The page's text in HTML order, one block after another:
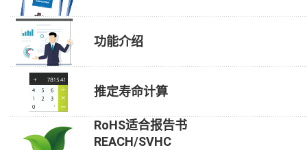
功能介绍
推定寿命计算
RoHS适合报告书
REACH/SVHC